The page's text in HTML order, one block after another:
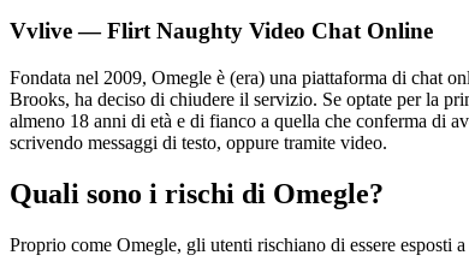
Vvlive — Flirt Naughty Video Chat Online
Fondata nel 2009, Omegle è (era) una piattaforma di chat
Brooks, ha deciso di chiudere il servizio. Se optate per la
almeno 18 anni di età e di fianco a quella che conferma di
scrivendo messaggi di testo, oppure tramite video.
Quali sono i rischi di Omegle?
Proprio come Omegle, gli utenti rischiano di essere